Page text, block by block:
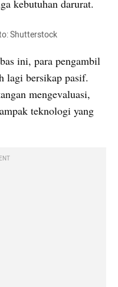
kebutuhan darurat.
Shutterstock
ini, para pengambil
lagi bersikap pasif.
mengevaluasi,
teknologi yang